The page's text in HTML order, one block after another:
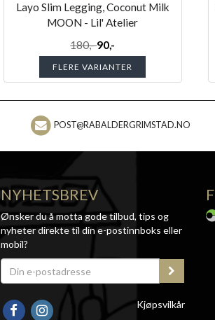
Layo Slim Legging, Coconut Milk
MOON - Lil' Atelier
180,-90,-
FLERE VARIANTER
POST@RABALDERGRIMSTAD.NO
NYHETSBREV
Ønsker du å motta gode tilbud, tips og
nyheter direkte til din e-postinnboks eller
mobil?
Kjøpsvilkår